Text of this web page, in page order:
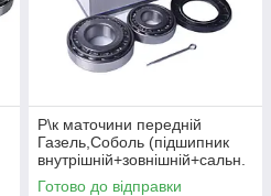
Р\к маточини переднiй
Газель,Соболь (пiдшипник
внутрiшнiй+зовнiшнiй+сальн.
+шплiнт) (NPS) 3302-3103800
Готово до відправки